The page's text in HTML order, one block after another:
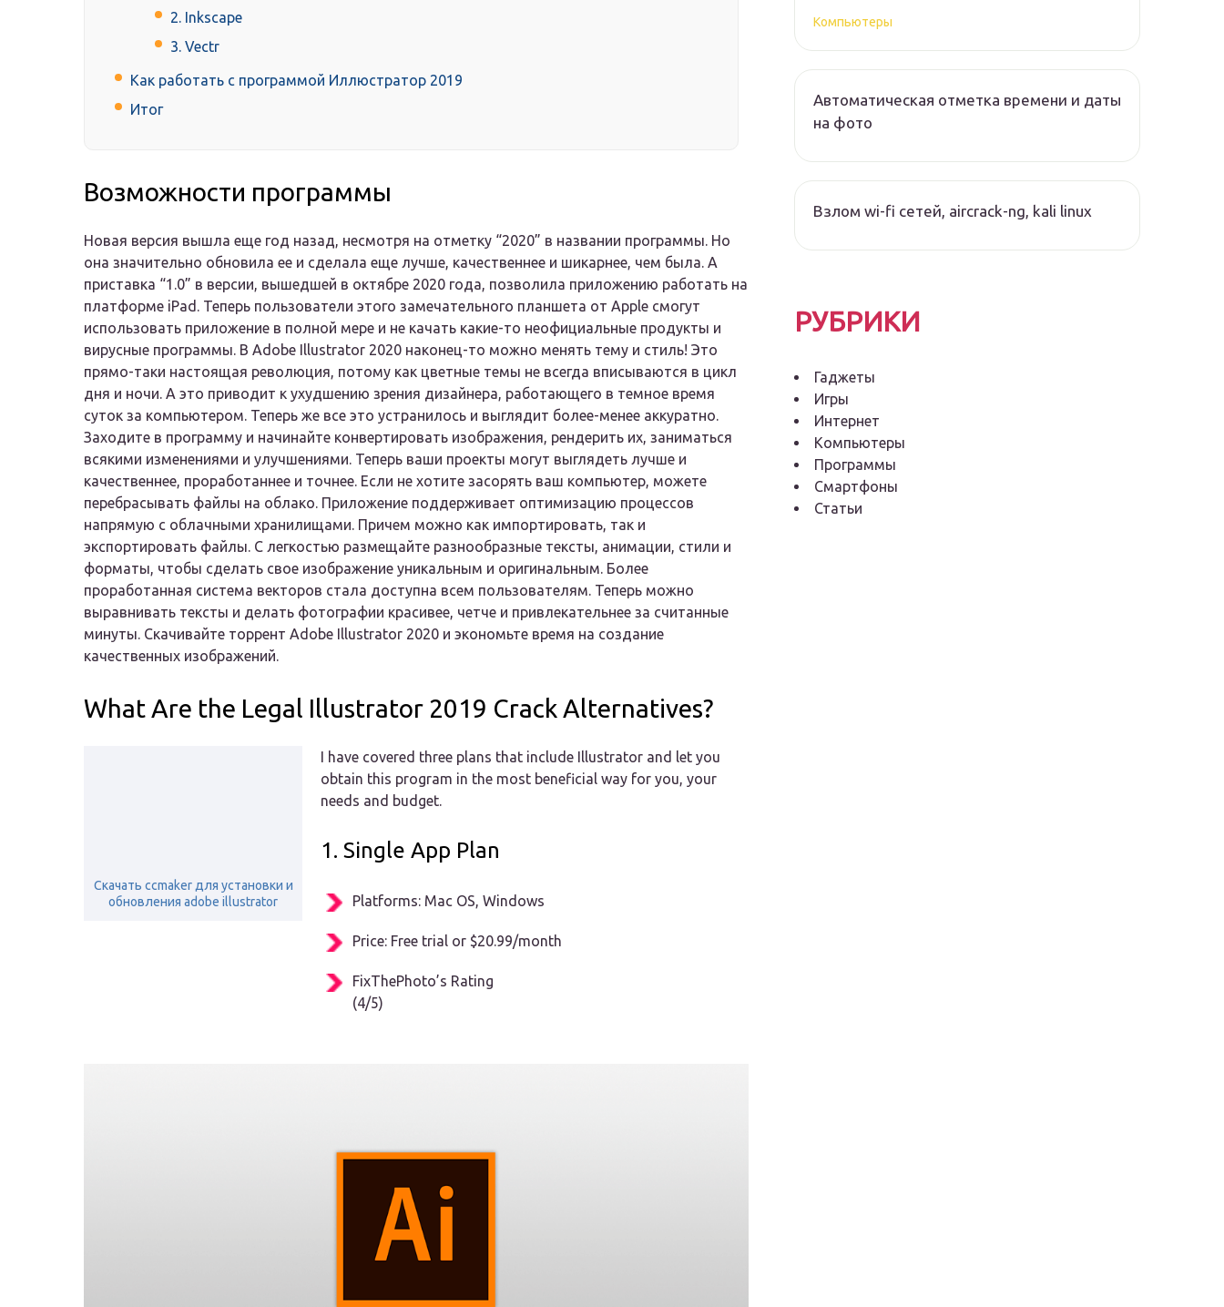
2. Inkscape
3. Vectr
Как работать с программой Иллюстратор 2019
Итог
Возможности программы
Новая версия вышла еще год назад, несмотря на отметку “2020” в названии программы. Но
она значительно обновила ее и сделала еще лучше, качественнее и шикарнее, чем была. А
приставка “1.0” в версии, вышедшей в октябре 2020 года, позволила приложению работать на
платформе iPad. Теперь пользователи этого замечательного планшета от Apple смогут
использовать приложение в полной мере и не качать какие-то неофициальные продукты и
вирусные программы. В Adobe Illustrator 2020 наконец-то можно менять тему и стиль! Это
прямо-таки настоящая революция, потому как цветные темы не всегда вписываются в цикл
дня и ночи. А это приводит к ухудшению зрения дизайнера, работающего в темное время
суток за компьютером. Теперь же все это устранилось и выглядит более-менее аккуратно.
Заходите в программу и начинайте конвертировать изображения, рендерить их, заниматься
всякими изменениями и улучшениями. Теперь ваши проекты могут выглядеть лучше и
качественнее, проработаннее и точнее. Если не хотите засорять ваш компьютер, можете
перебрасывать файлы на облако. Приложение поддерживает оптимизацию процессов
напрямую с облачными хранилищами. Причем можно как импортировать, так и
экспортировать файлы. С легкостью размещайте разнообразные тексты, анимации, стили и
форматы, чтобы сделать свое изображение уникальным и оригинальным. Более
проработанная система векторов стала доступна всем пользователям. Теперь можно
выравнивать тексты и делать фотографии красивее, четче и привлекательнее за считанные
минуты. Скачивайте торрент Adobe Illustrator 2020 и экономьте время на создание
качественных изображений.
What Are the Legal Illustrator 2019 Crack Alternatives?
Скачать ccmaker для установки и
обновления adobe illustrator
I have covered three plans that include Illustrator and let you
obtain this program in the most beneficial way for you, your
needs and budget.
1. Single App Plan
Platforms: Mac OS, Windows
Price: Free trial or $20.99/month
FixThePhoto’s Rating
(4/5)
Компьютеры
Автоматическая отметка времени и даты
на фото
Взлом wi-fi сетей, aircrack-ng, kali linux
РУБРИКИ
Гаджеты
Игры
Интернет
Компьютеры
Программы
Смартфоны
Статьи